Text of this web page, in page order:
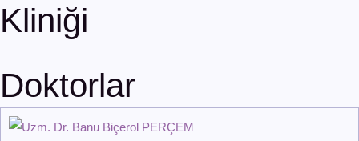
Kliniği
Doktorlar